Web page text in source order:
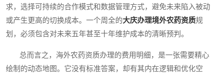
求，选择可持续的合作模式和数据管理方式，避免未来陷入被动
或产生更高的切换成本。一个周全的大庆办理境外农药资质规
划，必须包含对未来五年甚至十年维护成本的清晰预判。
总而言之，海外农药资质办理的费用明细，是一张需要精心
绘制的动态地图。它没有标准答案，却有其内在逻辑和优化空